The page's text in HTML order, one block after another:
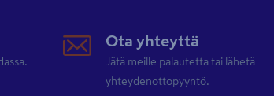
Ota yhteyttä
Jätä meille palautetta tai lähetä
yhteydenottopyyntö.